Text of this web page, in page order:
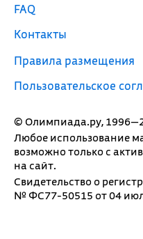
© Олимпиада.ру,
Любое использование
возможно только с
на сайт.
Свидетельство о
№ ФС77-50515 от 04
FAQ
Контакты
Правила размещения
Пользовательское